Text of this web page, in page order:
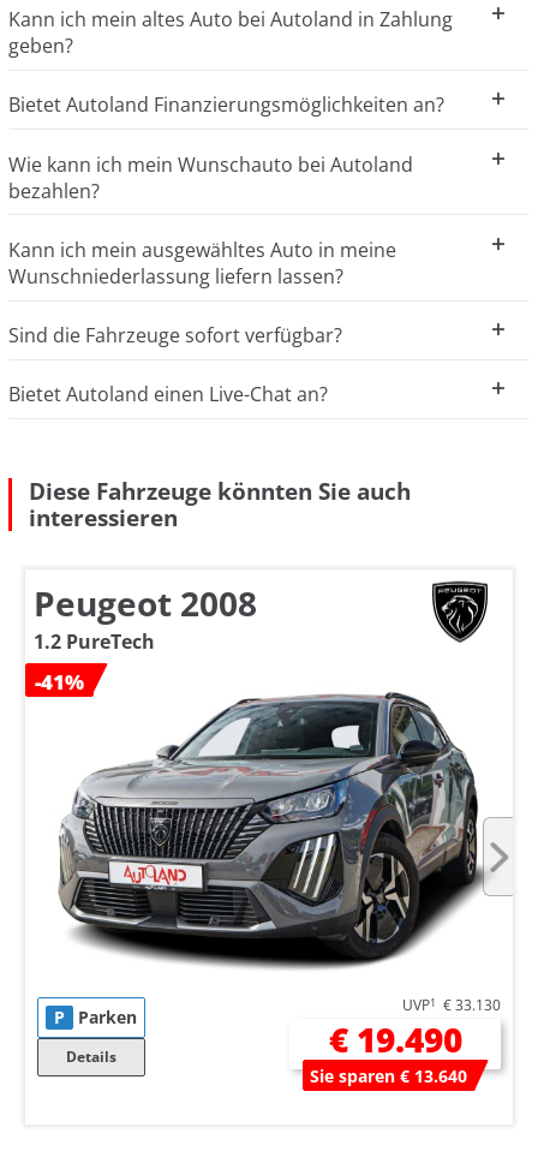
Kann ich mein altes Auto bei Autoland in Zahlung
geben?
Bietet Autoland Finanzierungsmöglichkeiten an?
Wie kann ich mein Wunschauto bei Autoland
bezahlen?
Kann ich mein ausgewähltes Auto in meine
Wunschniederlassung liefern lassen?
Sind die Fahrzeuge sofort verfügbar?
Bietet Autoland einen Live-Chat an?
Diese Fahrzeuge könnten Sie auch
interessieren
Peugeot 2008
1.2 PureTech
-41%
P Parken
Details
UVP1 € 33.130
€ 19.490
Sie sparen € 13.640